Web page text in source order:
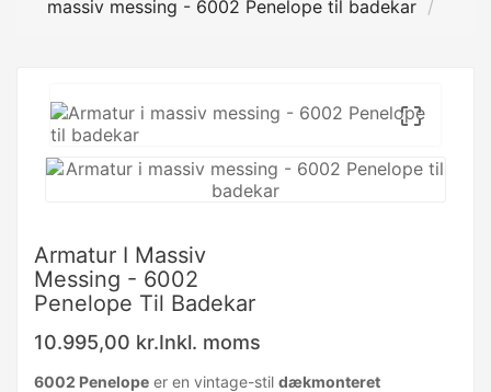
massiv messing - 6002 Penelope til badekar

Armatur I Massiv
Messing - 6002
Penelope Til Badekar
10.995,00 kr.Inkl. moms
6002 Penelope er en vintage-stil dækmonteret